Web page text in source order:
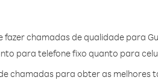
fazer chamadas de qualidade para
para telefone fixo quanto para
chamadas para obter as melhores